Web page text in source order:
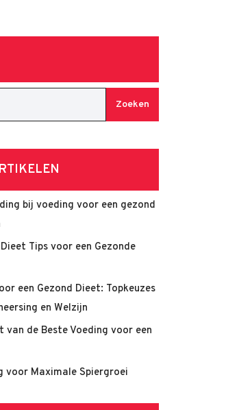
Zoeken
bij voeding voor een gezond
Tips voor een Gezonde
een Gezond Dieet: Topkeuzes
en Welzijn
van de Beste Voeding voor een
voor Maximale Spiergroei